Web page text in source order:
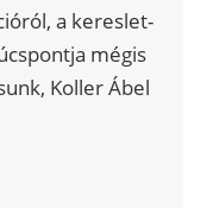
a kereslet-
mégis
Koller Ábel